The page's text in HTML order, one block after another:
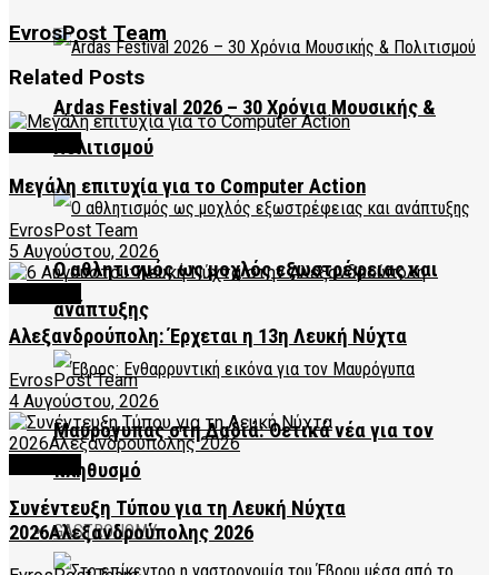
Ardas Festival 2026 – 30 Χρόνια Μουσικής &
Πολιτισμού
Ο αθλητισμός ως μοχλός εξωστρέφειας και
ανάπτυξης
Μαυρόγυπας στη Δαδιά: Θετικά νέα για τον
πληθυσμό
GASTRONOMY
EvrosPost Team
Related Posts
Μεγάλη επιτυχία για το Computer Action
EvrosPost Team
5 Αυγούστου, 2026
Αλεξανδρούπολη: Έρχεται η 13η Λευκή Νύχτα
EvrosPost Team
4 Αυγούστου, 2026
Συνέντευξη Τύπου για τη Λευκή Νύχτα
2026Αλεξανδρούπολης 2026